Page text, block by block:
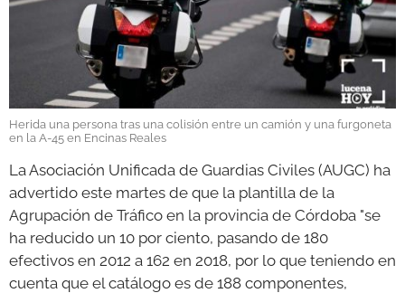
Herida una persona tras una colisión entre un camión y una furgoneta
en la A-45 en Encinas Reales
La Asociación Unificada de Guardias Civiles (AUGC) ha
advertido este martes de que la plantilla de la
Agrupación de Tráfico en la provincia de Córdoba "se
ha reducido un 10 por ciento, pasando de 180
efectivos en 2012 a 162 en 2018, por lo que teniendo en
cuenta que el catálogo es de 188 componentes,